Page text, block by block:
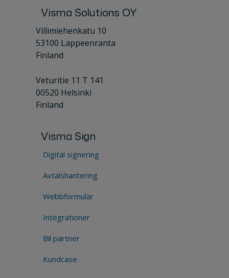
Visma Solutions OY
Villimiehenkatu 10
53100 Lappeenranta
Finland
Veturitie 11 T 141
00520 Helsinki
Finland
Visma Sign
Digital signering
Avtalshantering
Webbformulär
Integrationer
Bil partner
Kundcase